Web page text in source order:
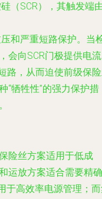
（SCR），其触发端
和严重短路保护。当
会向SCR门极提供电
路，从而迫使前级保
“牺牲性”的强力保护措
险丝方案适用于低成
运放方案适合需要精确
于高效率电源管理；而